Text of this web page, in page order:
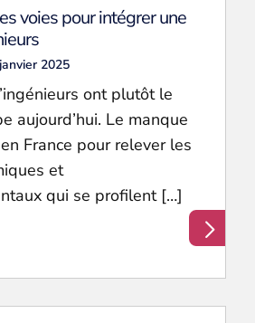
voies pour intégrer une
2025
ont plutôt le
aujourd’hui. Le manque
France pour relever les
et
qui se profilent […]